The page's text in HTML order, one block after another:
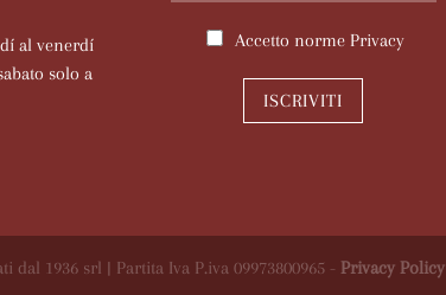
al venerdí
solo a
Accetto norme Privacy
ISCRIVITI
dal 1936 srl | Partita Iva P.iva 09973800965 -Privacy Policy